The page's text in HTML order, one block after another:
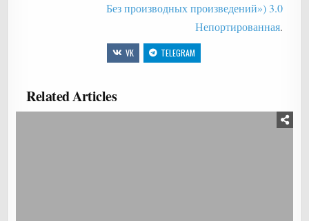
Без производных произведений») 3.0
Непортированная.
VK TELEGRAM
Related Articles